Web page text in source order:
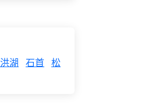
洪湖 石首 松